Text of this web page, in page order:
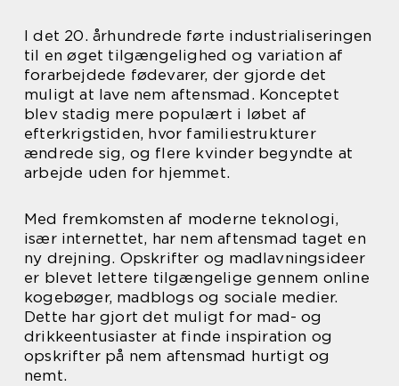
I det 20. århundrede førte industrialiseringen
til en øget tilgængelighed og variation af
forarbejdede fødevarer, der gjorde det
muligt at lave nem aftensmad. Konceptet
blev stadig mere populært i løbet af
efterkrigstiden, hvor familiestrukturer
ændrede sig, og flere kvinder begyndte at
arbejde uden for hjemmet.
Med fremkomsten af moderne teknologi,
især internettet, har nem aftensmad taget en
ny drejning. Opskrifter og madlavningsideer
er blevet lettere tilgængelige gennem online
kogebøger, madblogs og sociale medier.
Dette har gjort det muligt for mad- og
drikkeentusiaster at finde inspiration og
opskrifter på nem aftensmad hurtigt og
nemt.